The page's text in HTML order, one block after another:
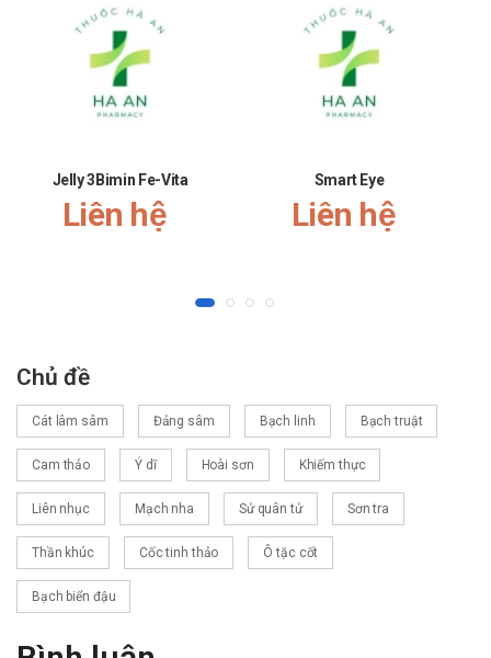
là niềm tự hào và là sự thành công lớn nhất đối với Nhà thuốc
Hà An. Nhà thuốc Hà An chúc bạn luôn mạnh khỏe, vui vẻ và
Jelly 3Bimin Fe-Vita
Liên hệ
Smart Eye
Liên hệ
Chủ đề
Cát lâm sâm Đảng sâm Bạch linh Bạch truật
Cam thảo Ý dĩ Hoài sơn Khiếm thực
Liên nhục Mạch nha Sử quân tử Sơn tra
Thần khúc Cốc tinh thảo Ô tặc cốt
Bạch biển đậu